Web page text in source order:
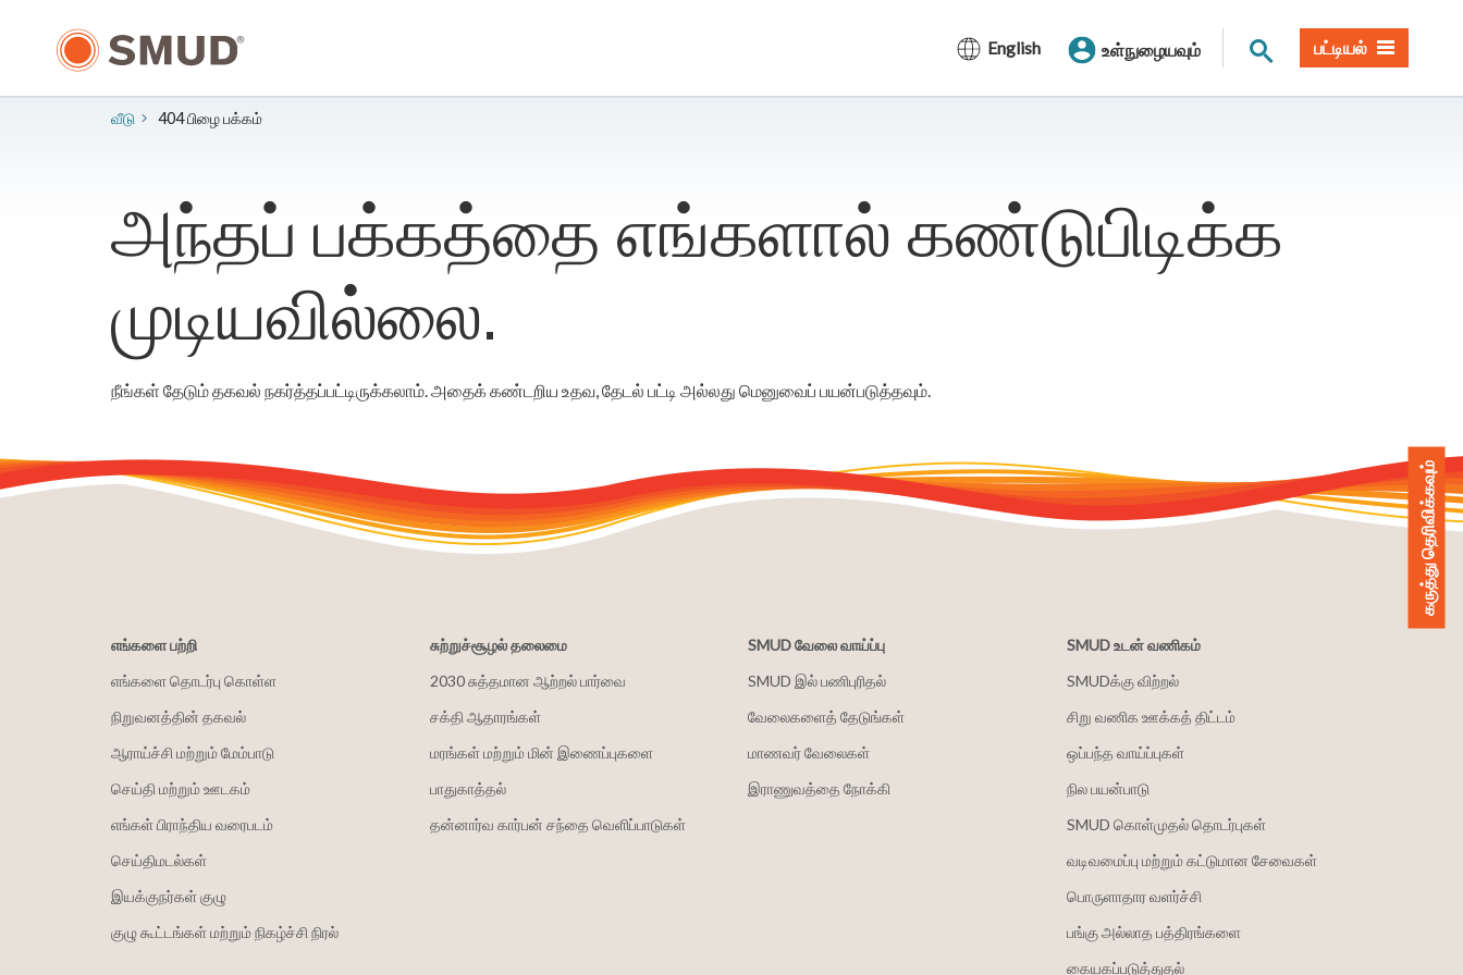
உள்ளடக்கத்திற்கு
English உள்நுழையவும் தளத் தேடல்
பட்டியல்
வீடு 404 பிழை பக்கம்
அந்தப் பக்கத்தை எங்களால் கண்டுபிடிக்க
முடியவில்லை.
நீங்கள் தேடும் தகவல் நகர்த்தப்பட்டிருக்கலாம். அதைக் கண்டறிய உதவ, தேடல் பட்டி அல்லது மெனுவைப் பயன்படுத்தவும்.
எங்களை பற்றி
எங்களை தொடர்பு கொள்ள
நிறுவனத்தின் தகவல்
ஆராய்ச்சி மற்றும் மேம்பாடு
செய்தி மற்றும் ஊடகம்
எங்கள் பிராந்திய வரைபடம்
செய்திமடல்கள்
இயக்குநர்கள் குழு
குழு கூட்டங்கள் மற்றும் நிகழ்ச்சி நிரல்
சுற்றுச்சூழல் தலைமை
2030 சுத்தமான ஆற்றல் பார்வை
சக்தி ஆதாரங்கள்
மரங்கள் மற்றும் மின் இணைப்புகளை
பாதுகாத்தல்
தன்னார்வ கார்பன் சந்தை வெளிப்பாடுகள்
SMUD வேலை வாய்ப்பு
SMUD இல் பணிபுரிதல்
வேலைகளைத் தேடுங்கள்
மாணவர் வேலைகள்
இராணுவத்தை நோக்கி
SMUD உடன் வணிகம்
SMUDக்கு விற்றல்
சிறு வணிக ஊக்கத் திட்டம்
ஒப்பந்த வாய்ப்புகள்
நில பயன்பாடு
SMUD கொள்முதல் தொடர்புகள்
வடிவமைப்பு மற்றும் கட்டுமான சேவைகள்
பொருளாதார வளர்ச்சி
பங்கு அல்லாத பத்திரங்களை
கையகப்படுத்துதல்
கருத்து தெரிவிக்கவும்